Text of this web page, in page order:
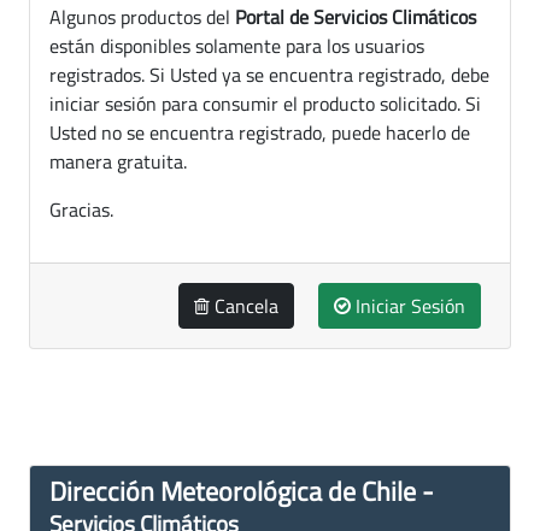
Algunos productos del Portal de Servicios Climáticos
están disponibles solamente para los usuarios
registrados. Si Usted ya se encuentra registrado, debe
iniciar sesión para consumir el producto solicitado. Si
Usted no se encuentra registrado, puede hacerlo de
manera gratuita.
Gracias.
Cancela Iniciar Sesión
Dirección Meteorológica de Chile -
Servicios Climáticos